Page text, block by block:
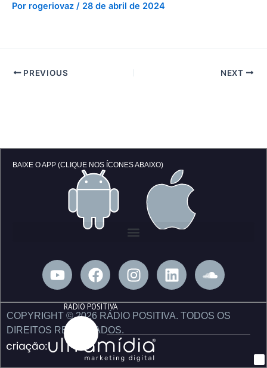
Por rogeriovaz / 28 de abril de 2024
PREVIOUS NEXT
BAIXE O APP (CLIQUE NOS ÍCONES ABAIXO)
Y
o
t
u
b
e
F
a
e
b
o
o
I
n
t
g
r
L
i
k
d
S
o
n
c
COPYRIGHT © 2026 RÁDIO POSITIVA. TODOS OS
DIREITOS RESERVADOS.
RÁDIO POSITIVA